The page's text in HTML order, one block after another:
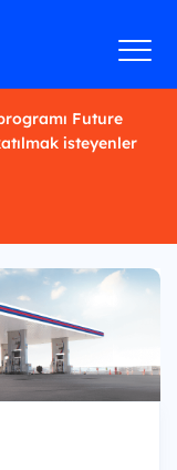
Future
isteyenler